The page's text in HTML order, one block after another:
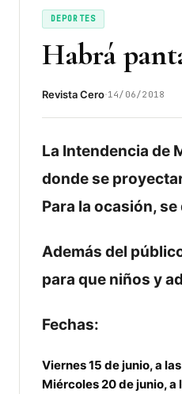
DEPORTES
Habrá
Revista Cero·14/06/2018
La Intendencia de
donde se
Para la ocasión,
Además del
para que niños y
Fechas:
Viernes 15 de junio, a
Miércoles 20 de junio, a